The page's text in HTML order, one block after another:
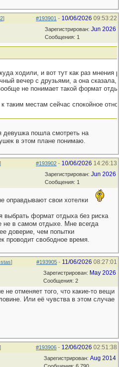
#193901 - 10/06/2026 09:53:22
]
Зарегистрирован: Jun 2026
Сообщения: 1
ходили, и вот тут как раз мнения
вечер с друзьями, а она сказала,
не понимает такой формат
таким местам сейчас спокойное
пошла смотреть на
в этом плане понимаю.
#193902 - 10/06/2026 14:26:13
]
Зарегистрирован: Jun 2026
Сообщения: 1
оправдывают свои хотелки
выбрать формат отдыха без риска
не в самом отдыхе. Мне всегда
доверие, чем попытки
проводит свободное время.
#193905 - 11/06/2026 08:27:01
]
Зарегистрирован: May 2026
Сообщения: 2
отменяет того, что какие-то вещи
Или её чувства в этом случае
#193906 - 12/06/2026 02:51:38
]
Зарегистрирован: Aug 2014